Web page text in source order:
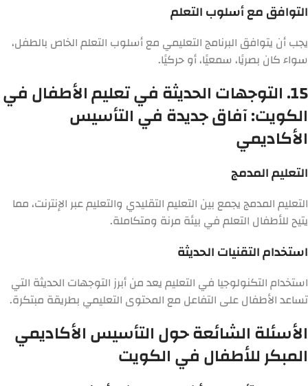
التوافق مع أسلوب التعلم
يجب أن يتوافق البرنامج التعليمي مع أسلوب التعلم الخاص بالطفل،
سواء كان بصريًا، سمعيًا، أو حركيًا.
15. التوجهات الحديثة في تعليم الأطفال في
الكويت: آفاق جديدة في التأسيس
الأكاديمي
التعليم المدمج
التعليم المدمج يجمع بين التعليم التقليدي والتعليم عبر الإنترنت، مما
يتيح للأطفال التعلم في بيئة مرنة ومتكاملة.
استخدام التقنيات الحديثة
استخدام التكنولوجيا في التعليم يعد من أبرز التوجهات الحديثة التي
تساعد الأطفال على التفاعل مع المحتوى التعليمي بطريقة مبتكرة.
الأسئلة الشائعة حول التأسيس الأكاديمي
المبكر للأطفال في الكويت